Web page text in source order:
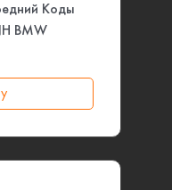
Коды
BMW